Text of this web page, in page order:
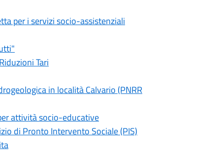
per i servizi socio-assistenziali
Tari
in località Calvario (PNRR
attività socio-educative
di Pronto Intervento Sociale (PIS)